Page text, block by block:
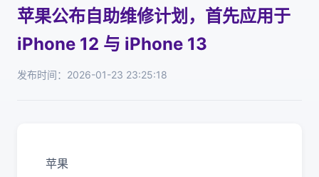
苹果公布自助维修计划，首先应用于
iPhone 12 与 iPhone 13
发布时间：2026-01-23 23:25:18
苹果